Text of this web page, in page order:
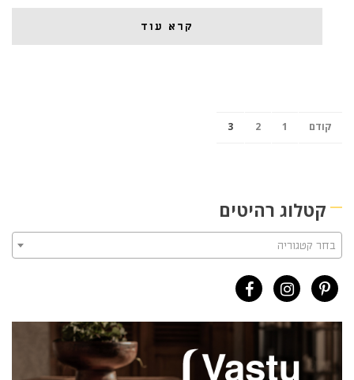
קרא עוד
קודם 1
2
3
קטלוג רהיטים
בחר קטגוריה